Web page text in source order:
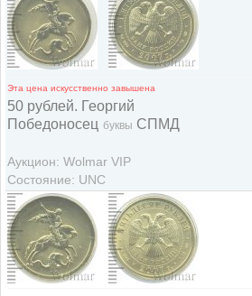
Эта цена искусственно завышена
50 рублей. Георгий
Победоносец буквы СПМД
Аукцион: Wolmar VIP
Состояние: UNC